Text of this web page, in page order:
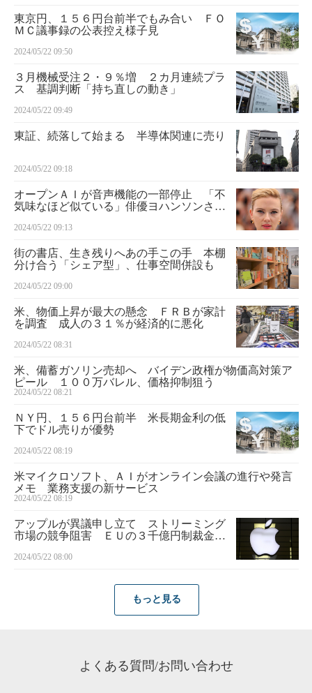
東京円、１５６円台前半でもみ合い ＦＯ
ＭＣ議事録の公表控え様子見
2024/05/22 09:50
３月機械受注２・９％増 ２カ月連続プラ
ス 基調判断「持ち直しの動き」
2024/05/22 09:49
東証、続落して始まる 半導体関連に売り
2024/05/22 09:18
オープンＡＩが音声機能の一部停止 「不
気味なほど似ている」俳優ヨハンソンさん
2024/05/22 09:13
街の書店、生き残りへあの手この手 本棚
分け合う「シェア型」、仕事空間併設も
2024/05/22 09:00
米、物価上昇が最大の懸念 ＦＲＢが家計
を調査 成人の３１％が経済的に悪化
2024/05/22 08:31
米、備蓄ガソリン売却へ バイデン政権が物価高対策ア
ピール １００万バレル、価格抑制狙う
2024/05/22 08:21
ＮＹ円、１５６円台前半 米長期金利の低
下でドル売りが優勢
2024/05/22 08:19
米マイクロソフト、ＡＩがオンライン会議の進行や発言
メモ 業務支援の新サービス
2024/05/22 08:19
アップルが異議申し立て ストリーミング
市場の競争阻害 ＥＵの３千億円制裁金に
2024/05/22 08:00
もっと見る
よくある質問/お問い合わせ